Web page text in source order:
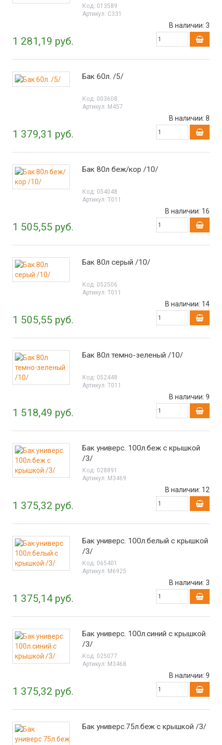
Код: 013589
Артикул: С331
1 281,19 руб.
В наличии: 3
Бак 60л. /5/
Код: 003608
Артикул: М457
1 379,31 руб.
В наличии: 8
Бак 80л беж/кор /10/
Код: 054048
Артикул: Т011
1 505,55 руб.
В наличии: 16
Бак 80л серый /10/
Код: 052506
Артикул: Т011
1 505,55 руб.
В наличии: 14
Бак 80л темно-зеленый /10/
Код: 052448
Артикул: Т011
1 518,49 руб.
В наличии: 9
Бак универс. 100л.беж с крышкой
/3/
Код: 028891
Артикул: М3469
1 375,32 руб.
В наличии: 12
Бак универс. 100л.белый с крышкой
/3/
Код: 065401
Артикул: М6925
1 375,14 руб.
В наличии: 3
Бак универс. 100л.синий с крышкой
/3/
Код: 025077
Артикул: М3468
1 375,32 руб.
В наличии: 9
Бак универс.75л.беж с крышкой /3/